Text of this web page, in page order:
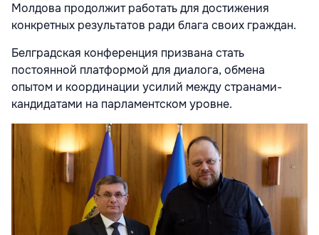
Молдова продолжит работать для достижения
конкретных результатов ради блага своих граждан.
Белградская конференция призвана стать
постоянной платформой для диалога, обмена
опытом и координации усилий между странами-
кандидатами на парламентском уровне.